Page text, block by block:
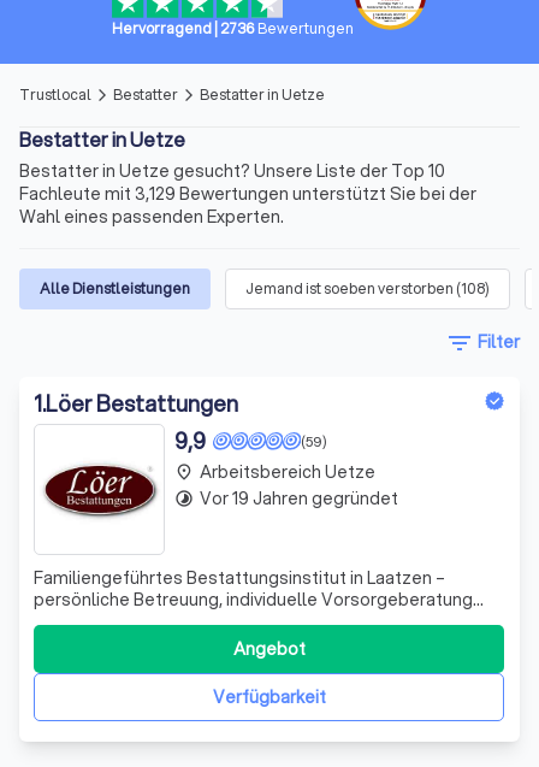
Hervorragend 2736Bewertungen
Trustlocal arrow_forward_ios Bestatter arrow_forward_ios Bestatter in Uetze
Bestatter in Uetze
Bestatter in Uetze gesucht? Unsere Liste der Top 10
Fachleute mit 3,129 Bewertungen unterstützt Sie bei der
Wahl eines passenden Experten.
Alle Dienstleistungen Jemand ist soeben verstorben (108)
filter_list Filter
1.Löer Bestattungen
(59)
9,9
Familiengeführtes Bestattungsinstitut in Laatzen –
persönliche Betreuung, individuelle Vorsorgeberatung
und Unterstützung beim digitalen Nachlass.
Verfügbarkeit
Angebot
place Arbeitsbereich Uetze
timelapse Vor 19 Jahren gegründet